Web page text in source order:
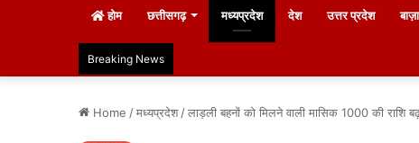
होम छत्तीसगढ़ मध्यप्रदेश देश उत्तर प्रदेश
Breaking News
Home /मध्यप्रदेश /लाड़ली बहनों को मिलने वाली मासिक 1000 की